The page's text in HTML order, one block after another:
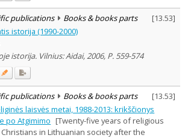
publications Books & books parts [13.53]
istorija (1990-2000)
istorija. Vilnius: Aidai, 2006, P. 559-574
publications Books & books parts [13.53]
laisvės metai, 1988-2013: krikščionys
po Atgimimo [Twenty-five years of religious
in Lithuanian society after the